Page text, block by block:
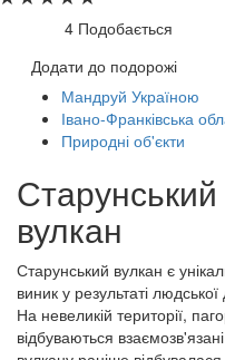
4 Подобається
Додати до подорожі
Мандруй Україною
Івано-Франківська
Природні об'єкти
вулкан
Старунський вулкан є
виник у результаті людської
На невеликій території,
відбуваються